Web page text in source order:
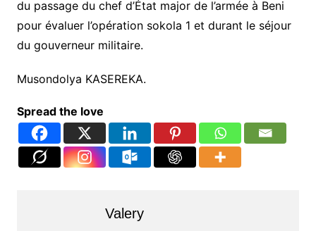
du passage du chef d’État major de l’armée à Beni
pour évaluer l’opération sokola 1 et durant le séjour
du gouverneur militaire.
Musondolya KASEREKA.
Spread the love
Valery